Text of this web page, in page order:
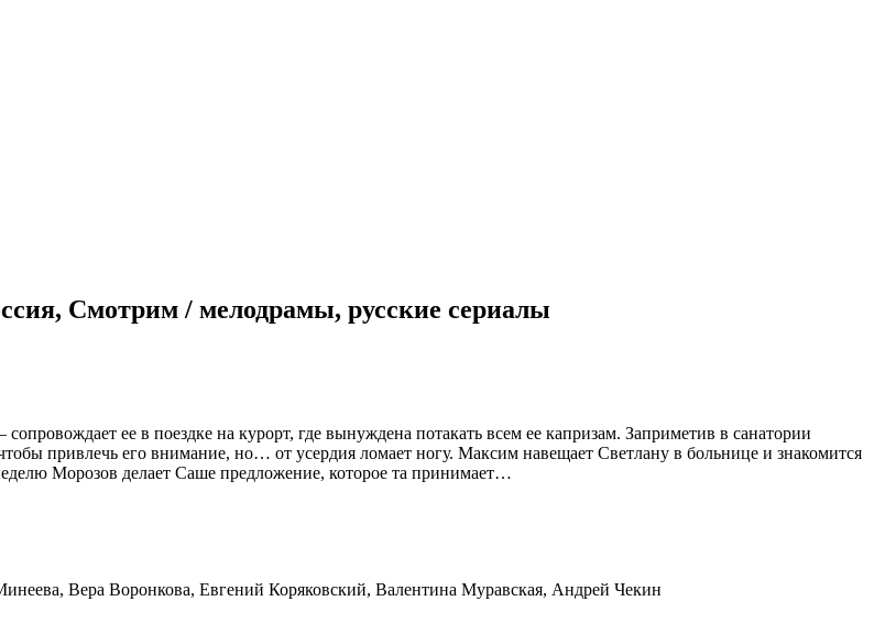
Смотрим / мелодрамы, русские сериалы
ее в поездке на курорт, где вынуждена потакать всем ее капризам. Заприметив в санатории
привлечь его внимание, но… от усердия ломает ногу. Максим навещает Светлану в больнице и знакомится
Морозов делает Саше предложение, которое та принимает…
Вера Воронкова, Евгений Коряковский, Валентина Муравская, Андрей Чекин